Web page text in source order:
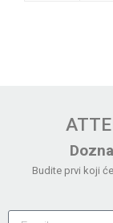
Budite prvi koji